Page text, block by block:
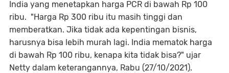
India yang menetapkan harga PCR di bawah Rp 100
ribu. "Harga Rp 300 ribu itu masih tinggi dan
memberatkan. Jika tidak ada kepentingan bisnis,
harusnya bisa lebih murah lagi. India mematok harga
di bawah Rp 100 ribu, kenapa kita tidak bisa?" ujar
Netty dalam keterangannya, Rabu (27/10/2021).